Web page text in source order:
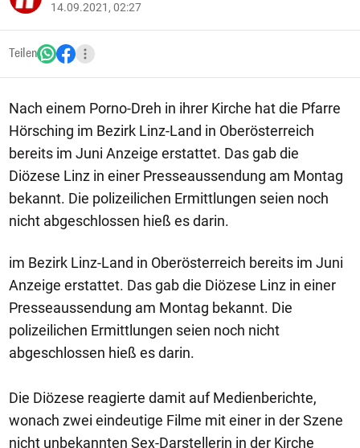
14.09.2021, 02:27
Teilen
Nach einem Porno-Dreh in ihrer Kirche hat die Pfarre
Hörsching im Bezirk Linz-Land in Oberösterreich
bereits im Juni Anzeige erstattet. Das gab die
Diözese Linz in einer Presseaussendung am Montag
bekannt. Die polizeilichen Ermittlungen seien noch
nicht abgeschlossen hieß es darin.
im Bezirk Linz-Land in Oberösterreich bereits im Juni
Anzeige erstattet. Das gab die Diözese Linz in einer
Presseaussendung am Montag bekannt. Die
polizeilichen Ermittlungen seien noch nicht
abgeschlossen hieß es darin.
Die Diözese reagierte damit auf Medienberichte,
wonach zwei eindeutige Filme mit einer in der Szene
nicht unbekannten Sex-Darstellerin in der Kirche